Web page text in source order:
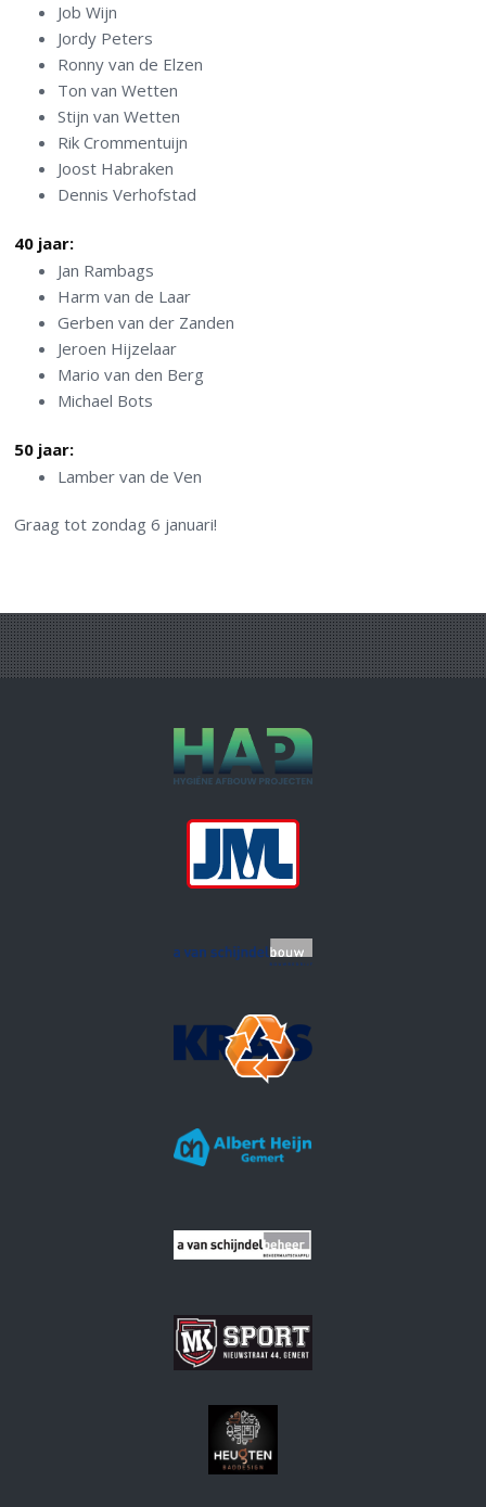
Job Wijn
Jordy Peters
Ronny van de Elzen
Ton van Wetten
Stijn van Wetten
Rik Crommentuijn
Joost Habraken
Dennis Verhofstad
40 jaar:
Jan Rambags
Harm van de Laar
Gerben van der Zanden
Jeroen Hijzelaar
Mario van den Berg
Michael Bots
50 jaar:
Lamber van de Ven
Graag tot zondag 6 januari!